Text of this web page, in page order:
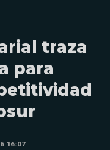
traza
para
16:07